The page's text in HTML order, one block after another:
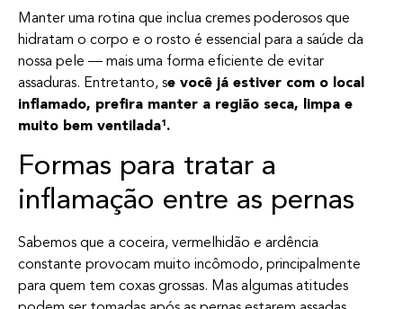
Manter uma rotina que inclua cremes poderosos que
hidratam o corpo e o rosto é essencial para a saúde da
nossa pele — mais uma forma eficiente de evitar
assaduras. Entretanto, se você já estiver com o local
inflamado, prefira manter a região seca, limpa e
muito bem ventilada¹.
Formas para tratar a
inflamação entre as pernas
Sabemos que a coceira, vermelhidão e ardência
constante provocam muito incômodo, principalmente
para quem tem coxas grossas. Mas algumas atitudes